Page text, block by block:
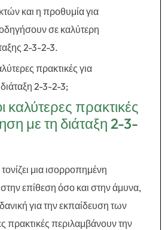
και η προθυμία για
σε καλύτερη
2-3-2-3.
καλύτερες πρακτικές
με τη διάταξη 2-3-
μια ισορροπημένη
επίθεση όσο και στην άμυνα,
για την εκπαίδευση των
πρακτικές περιλαμβάνουν την